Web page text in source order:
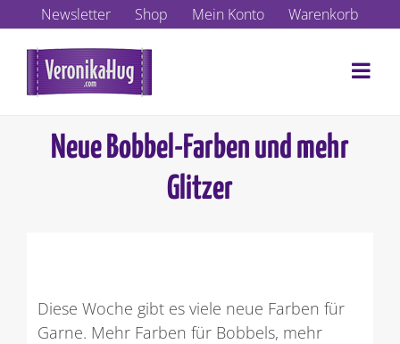
Inhalt
springen
Newsletter Shop Mein Konto Warenkorb
Neue Bobbel-Farben und mehr
Glitzer
Diese Woche gibt es viele neue Farben für
Garne. Mehr Farben für Bobbels, mehr